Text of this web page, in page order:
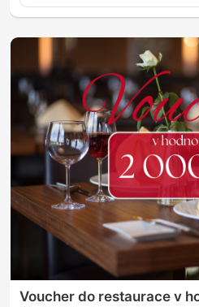
Voucher do restaurace v